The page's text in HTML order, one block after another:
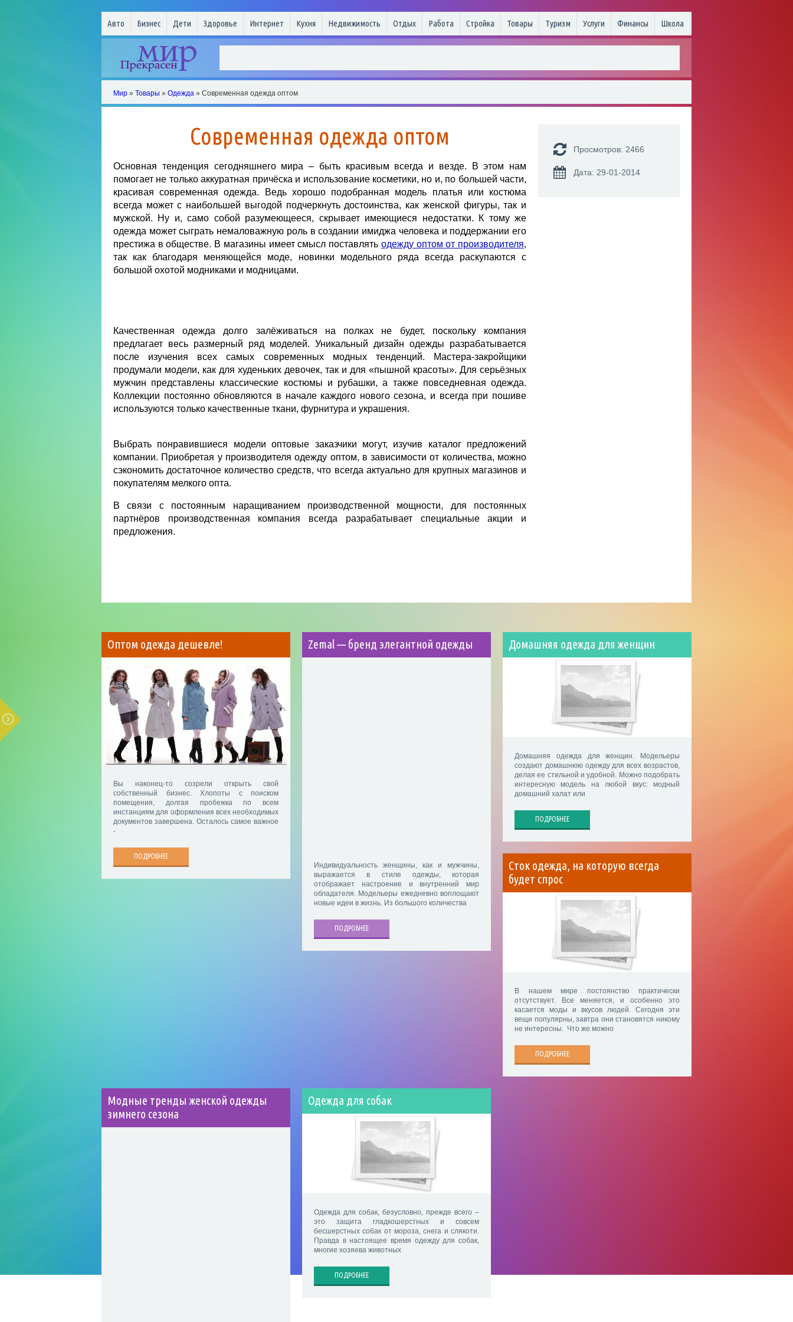
Авто Бизнес Дети Здоровье Интернет Кухня Недвижимость Отдых Работа Стройка Товары Туризм Услуги Финансы Школа
Мир » Товары » Одежда » Современная одежда оптом
Современная одежда оптом
Основная тенденция сегодняшнего мира – быть красивым всегда и везде. В этом нам
помогает не только аккуратная причёска и использование косметики, но и, по большей части,
красивая современная одежда. Ведь хорошо подобранная модель платья или костюма
всегда может с наибольшей выгодой подчеркнуть достоинства, как женской фигуры, так и
мужской. Ну и, само собой разумеющееся, скрывает имеющиеся недостатки. К тому же
одежда может сыграть немаловажную роль в создании имиджа человека и поддержании его
престижа в обществе. В магазины имеет смысл поставлять одежду оптом от производителя,
так как благодаря меняющейся моде, новинки модельного ряда всегда раскупаются с
большой охотой модниками и модницами.
Качественная одежда долго залёживаться на полках не будет, поскольку компания
предлагает весь размерный ряд моделей. Уникальный дизайн одежды разрабатывается
после изучения всех самых современных модных тенденций. Мастера-закройщики
продумали модели, как для худеньких девочек, так и для «пышной красоты». Для серьёзных
мужчин представлены классические костюмы и рубашки, а также повседневная одежда.
Коллекции постоянно обновляются в начале каждого нового сезона, и всегда при пошиве
используются только качественные ткани, фурнитура и украшения.
Выбрать понравившиеся модели оптовые заказчики могут, изучив каталог предложений
компании. Приобретая у производителя одежду оптом, в зависимости от количества, можно
сэкономить достаточное количество средств, что всегда актуально для крупных магазинов и
покупателям мелкого опта.
В связи с постоянным наращиванием производственной мощности, для постоянных
партнёров производственная компания всегда разрабатывает специальные акции и
предложения.
Просмотров: 2466
Дата: 29-01-2014
Оптом одежда дешевле!
Вы наконец-то созрели открыть свой
собственный бизнес. Хлопоты с поиском
помещения, долгая пробежка по всем
инстанциям для оформления всех необходимых
документов завершена. Осталось самое важное
-
ПОДРОБНЕЕ
Zemal — бренд элегантной одежды
Индивидуальность женщины, как и мужчины,
выражается в стиле одежды, которая
отображает настроение и внутренний мир
обладателя. Модельеры ежедневно воплощают
новые идеи в жизнь. Из большого количества
ПОДРОБНЕЕ
Домашняя одежда для женщин
Домашняя одежда для женщин. Модельеры
создают домашнюю одежду для всех возрастов,
делая ее стильной и удобной. Можно подобрать
интересную модель на любой вкус: модный
домашний халат или
ПОДРОБНЕЕ
Сток одежда, на которую всегда
будет спрос
В нашем мире постоянство практически
отсутствует. Все меняется, и особенно это
касается моды и вкусов людей. Сегодня эти
вещи популярны, завтра они становятся никому
не интересны. Что же можно
ПОДРОБНЕЕ
Модные тренды женской одежды
зимнего сезона
Одежда для собак
Одежда для собак, безусловно, прежде всего –
это защита гладкошерстных и совсем
бесшерстных собак от мороза, снега и слякоти.
Правда в настоящее время одежду для собак,
многие хозяева животных
ПОДРОБНЕЕ